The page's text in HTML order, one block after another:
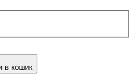
в кошик